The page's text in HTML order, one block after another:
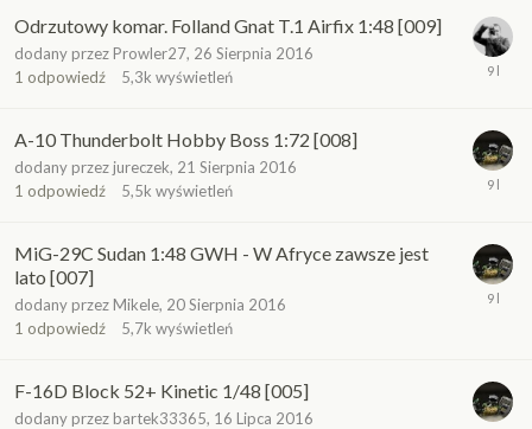
Odrzutowy komar. Folland Gnat T.1 Airfix 1:48 [009]
dodany przez Prowler27, 26 Sierpnia 2016
1 odpowiedź 5,3k wyświetleń
A-10 Thunderbolt Hobby Boss 1:72 [008]
dodany przez jureczek, 21 Sierpnia 2016
1 odpowiedź 5,5k wyświetleń
MiG-29C Sudan 1:48 GWH - W Afryce zawsze jest
lato [007]
dodany przez Mikele, 20 Sierpnia 2016
1 odpowiedź 5,7k wyświetleń
F-16D Block 52+ Kinetic 1/48 [005]
dodany przez bartek33365, 16 Lipca 2016